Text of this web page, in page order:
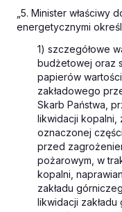
„5. Minister właściwy
energetycznymi
1) szczegółowe
budżetowej oraz
papierów
zakładowego
Skarb Państwa,
likwidacji kopalni,
oznaczonej
przed
pożarowym, w
kopalni,
zakładu
likwidacji